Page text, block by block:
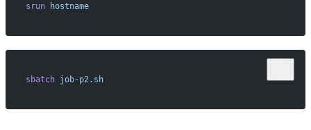
srun hostname
sbatch job-p2.sh